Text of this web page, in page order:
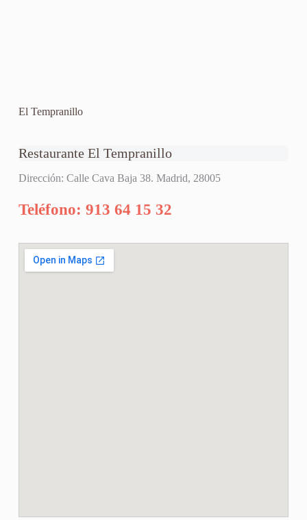
El Tempranillo
Restaurante El Tempranillo
Dirección: Calle Cava Baja 38. Madrid, 28005
Teléfono: 913 64 15 32